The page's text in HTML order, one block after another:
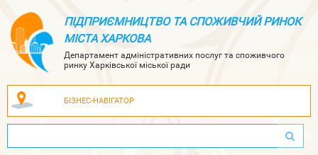
ПІДПРИЄМНИЦТВО ТА СПОЖИВЧИЙ РИНОК
МІСТА ХАРКОВА
Департамент адміністративних послуг та споживчого
ринку Харківської міської ради
БІЗНЕС-НАВІГАТОР